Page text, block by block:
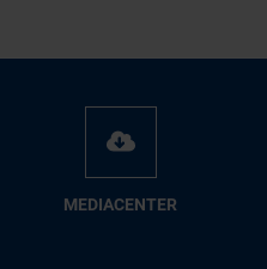
ME­DIA­CEN­TER